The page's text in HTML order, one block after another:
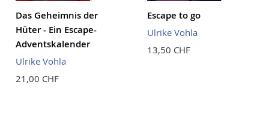
Das Geheimnis der
Hüter - Ein Escape-
Adventskalender
Ulrike Vohla
21,00 CHF
Escape to go
Ulrike Vohla
13,50 CHF